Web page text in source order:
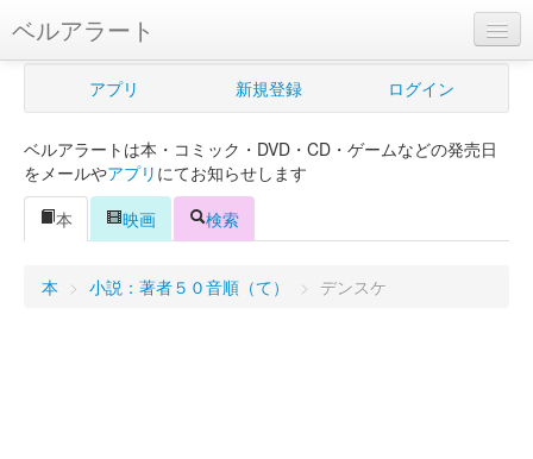
ベルアラート
ベルアラートとは
新規登録
ログイン
アプリ 新規登録 ログイン
ベルアラートは本・コミック・DVD・CD・ゲームなどの発売日
をメールやアプリ にてお知らせします
本
映画 検索
本 > 小説：著者５０音順（て） > デンスケ